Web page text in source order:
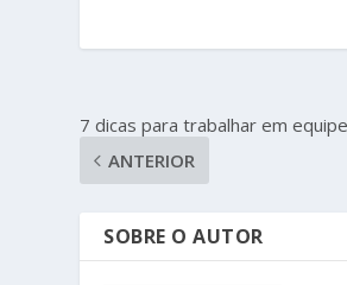
7 dicas para trabalhar em
ANTERIOR
SOBRE O AUTOR